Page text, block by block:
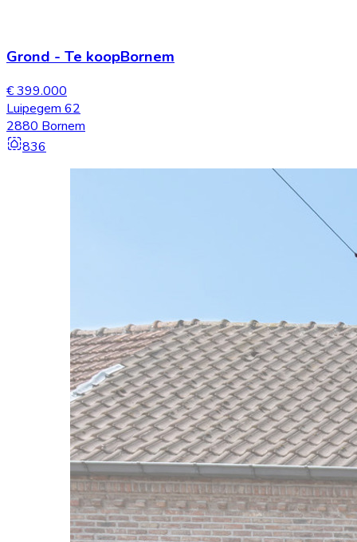
Grond - Te koopBornem
€ 399.000
Luipegem 62
2880 Bornem
836